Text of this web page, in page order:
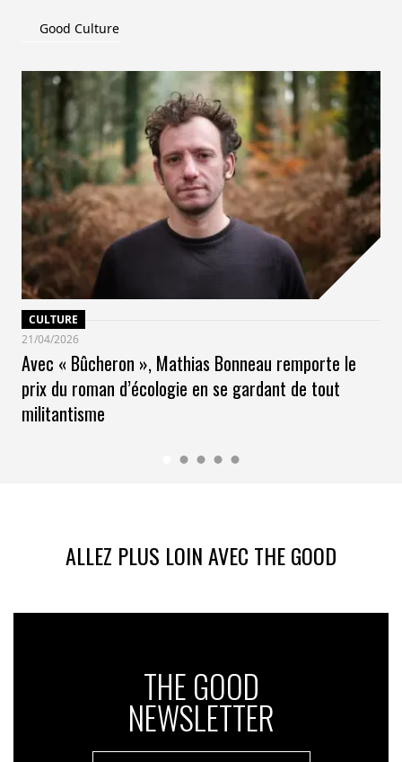
Good Culture
CULTURE
21/04/2026
Avec « Bûcheron », Mathias Bonneau remporte le
prix du roman d’écologie en se gardant de tout
militantisme
ALLEZ PLUS LOIN AVEC THE GOOD
THE GOOD
NEWSLETTER